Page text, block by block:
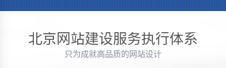
北京网站建设服务执行体系
只为成就高品质的网站设计